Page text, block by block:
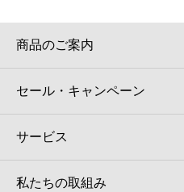
商品のご案内
セール・キャンペーン
サービス
私たちの取組み